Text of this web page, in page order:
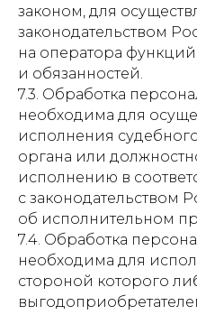
законом, для
законодательством
на оператора
и обязанностей.
7.3. Обработка
необходима для
исполнения судебного
органа или
исполнению в
с законодательством
об исполнительном
7.4. Обработка
необходима для
стороной которого